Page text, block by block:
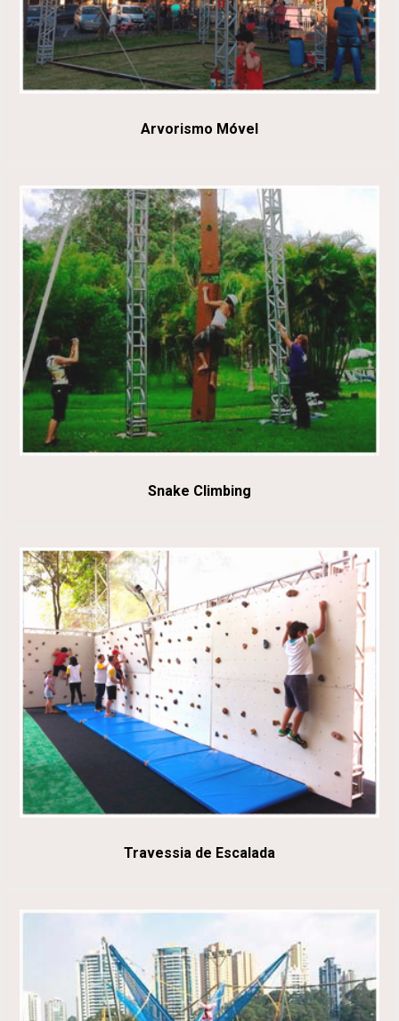
Arvorismo Móvel
Snake Climbing
Travessia de Escalada